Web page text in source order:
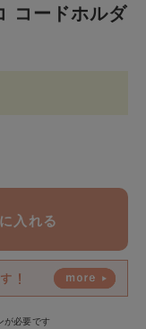
コードホルダ
入れる
が必要です